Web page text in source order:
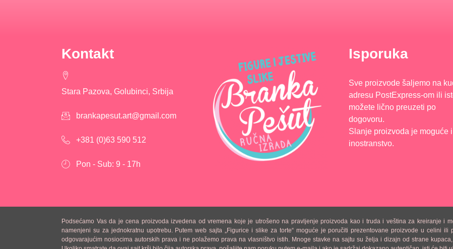
Kontakt
Stara Pazova, Golubinci, Srbija
brankapesut.art@gmail.com
+381 (0)63 590 512
Pon - Sub: 9 - 17h
Isporuka
Sve proizvode šaljemo na
adresu PostExpress-om ili
možete lično preuzeti po
dogovoru.
Slanje proizvoda je moguće
inostranstvo.
Podsećamo Vas da je cena proizvoda izvedena od vremena koje je utrošeno na pravljenje proizvoda kao i truda i veština za kreiranje i
namenjeni su za jednokratnu upotrebu. Putem web sajta „Figurice i slike za torte“ moguće je poručiti prezentovane proizvode u celini
odgovarajućim nosiocima autorskih prava i ne polažemo prava na vlasništvo istih. Mnoge stavke na sajtu su želja i dizajn od strane